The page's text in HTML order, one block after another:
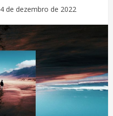
4 de dezembro de 2022